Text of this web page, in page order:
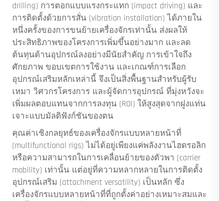
drilling) การตอกแบบแรงกระแทก (impact driving) และ
การติดตั้งด้วยการสั่น (vibration installation) ได้ภายใน
หนึ่งครั้งของการขนย้ายเครื่องจักรเท่านั้น ส่งผลให้
ประสิทธิภาพของโครงการเพิ่มขึ้นอย่างมาก และลด
ต้นทุนด้านอุปกรณ์ลงอย่างมีนัยสำคัญ การเข้าใจถึง
ศักยภาพ ขอบเขตการใช้งาน และเกณฑ์การเลือก
อุปกรณ์เสริมหลักเหล่านี้ จึงเป็นสิ่งพื้นฐานสำหรับผู้รับ
เหมา วิศวกรโครงการ และผู้จัดการอุปกรณ์ ที่มุ่งหวังจะ
เพิ่มผลตอบแทนจากการลงทุน (ROI) ให้สูงสุดจากฝูงแท่น
เจาะแบบมัลติฟังก์ชันของตน
คุณค่าเชิงกลยุทธ์ของเครื่องจักรแบบหลายหน้าที่
(multifunctional rigs) ไม่ได้อยู่เพียงแค่พลังงานไฮดรอลิก
หรือความสามารถในการเคลื่อนย้ายของตัวพา (carrier
mobility) เท่านั้น แต่อยู่ที่ความหลากหลายในการติดตั้ง
อุปกรณ์เสริม (attachment versatility) เป็นหลัก ซึ่ง
เครื่องจักรแบบหลายหน้าที่ที่ถูกตั้งค่าอย่างเหมาะสมและ